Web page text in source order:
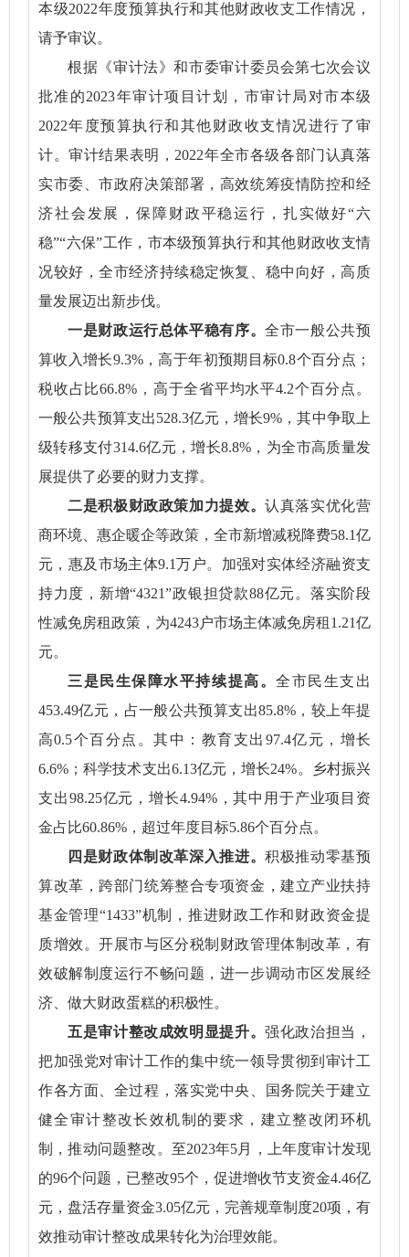
本级2022年度预算执行和其他财政收支工作情况，
请予审议。
根据《审计法》和市委审计委员会第七次会议
批准的2023年审计项目计划，市审计局对市本级
2022年度预算执行和其他财政收支情况进行了审
计。审计结果表明，2022年全市各级各部门认真落
实市委、市政府决策部署，高效统筹疫情防控和经
济社会发展，保障财政平稳运行，扎实做好“六
稳”“六保”工作，市本级预算执行和其他财政收支情
况较好，全市经济持续稳定恢复、稳中向好，高质
量发展迈出新步伐。
一是财政运行总体平稳有序。全市一般公共预
算收入增长9.3%，高于年初预期目标0.8个百分点；
税收占比66.8%，高于全省平均水平4.2个百分点。
一般公共预算支出528.3亿元，增长9%，其中争取上
级转移支付314.6亿元，增长8.8%，为全市高质量发
展提供了必要的财力支撑。
二是积极财政政策加力提效。认真落实优化营
商环境、惠企暖企等政策，全市新增减税降费58.1亿
元，惠及市场主体9.1万户。加强对实体经济融资支
持力度，新增“4321”政银担贷款88亿元。落实阶段
性减免房租政策，为4243户市场主体减免房租1.21亿
元。
三是民生保障水平持续提高。全市民生支出
453.49亿元，占一般公共预算支出85.8%，较上年提
高0.5个百分点。其中：教育支出97.4亿元，增长
6.6%；科学技术支出6.13亿元，增长24%。乡村振兴
支出98.25亿元，增长4.94%，其中用于产业项目资
金占比60.86%，超过年度目标5.86个百分点。
四是财政体制改革深入推进。积极推动零基预
算改革，跨部门统筹整合专项资金，建立产业扶持
基金管理“1433”机制，推进财政工作和财政资金提
质增效。开展市与区分税制财政管理体制改革，有
效破解制度运行不畅问题，进一步调动市区发展经
济、做大财政蛋糕的积极性。
五是审计整改成效明显提升。强化政治担当，
把加强党对审计工作的集中统一领导贯彻到审计工
作各方面、全过程，落实党中央、国务院关于建立
健全审计整改长效机制的要求，建立整改闭环机
制，推动问题整改。至2023年5月，上年度审计发现
的96个问题，已整改95个，促进增收节支资金4.46亿
元，盘活存量资金3.05亿元，完善规章制度20项，有
效推动审计整改成果转化为治理效能。